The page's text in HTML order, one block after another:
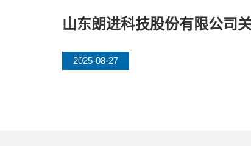
山东朗进科技股份有限公司
2025-08-27